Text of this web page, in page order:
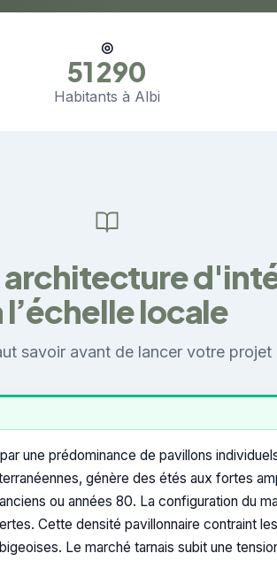
◎
51 290
Habitants à Albi
l’échelle locale
savoir avant de lancer votre projet
une prédominance de pavillons
génère des étés aux fortes
ou années 80. La configuration du
Cette densité pavillonnaire contraint
Le marché tarnais subit une